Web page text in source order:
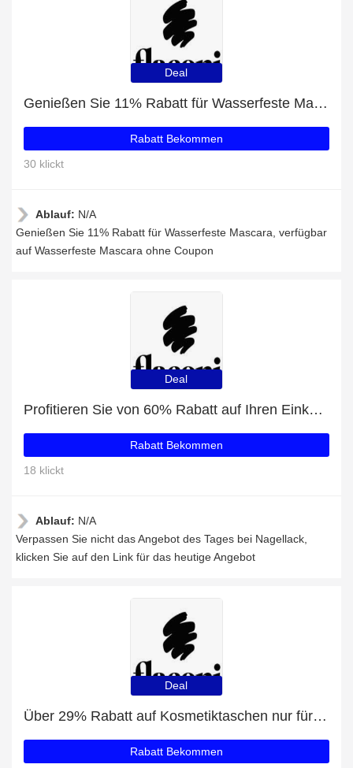
Deal
Genießen Sie 11% Rabatt für Wasserfeste Mascara
Rabatt Bekommen
30 klickt
Ablauf: N/A
Genießen Sie 11% Rabatt für Wasserfeste Mascara, verfügbar
auf Wasserfeste Mascara ohne Coupon
Deal
Profitieren Sie von 60% Rabatt auf Ihren Einkauf und erhalten Sie ein kostenloses Geschenk
Rabatt Bekommen
18 klickt
Ablauf: N/A
Verpassen Sie nicht das Angebot des Tages bei Nagellack,
klicken Sie auf den Link für das heutige Angebot
Deal
Über 29% Rabatt auf Kosmetiktaschen nur für EU-Kunden
Rabatt Bekommen